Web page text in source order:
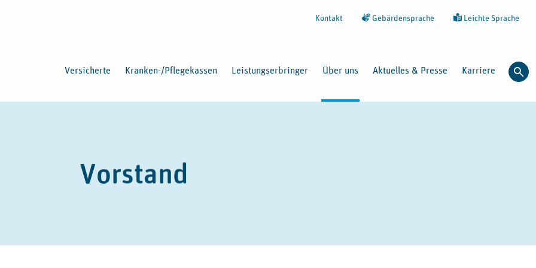
Kontakt Gebärdensprache Leichte Sprache
Versicherte Kranken-/Pflegekassen Leistungserbringer Über uns Aktuelles & Presse Karriere
Vorstand